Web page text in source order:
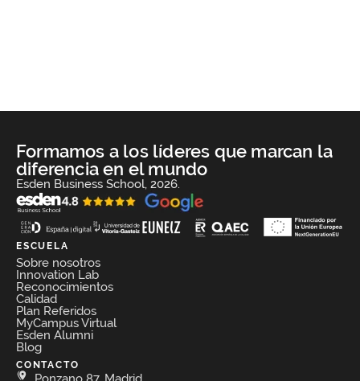
Formamos a los líderes que marcan la
diferencia en el mundo
Esden Business School, 2026.
ESCUELA
Sobre nosotros
Innovation Lab
Reconocimientos
Calidad
Plan Referidos
MyCampus Virtual
Esden Alumni
Blog
CONTACTO